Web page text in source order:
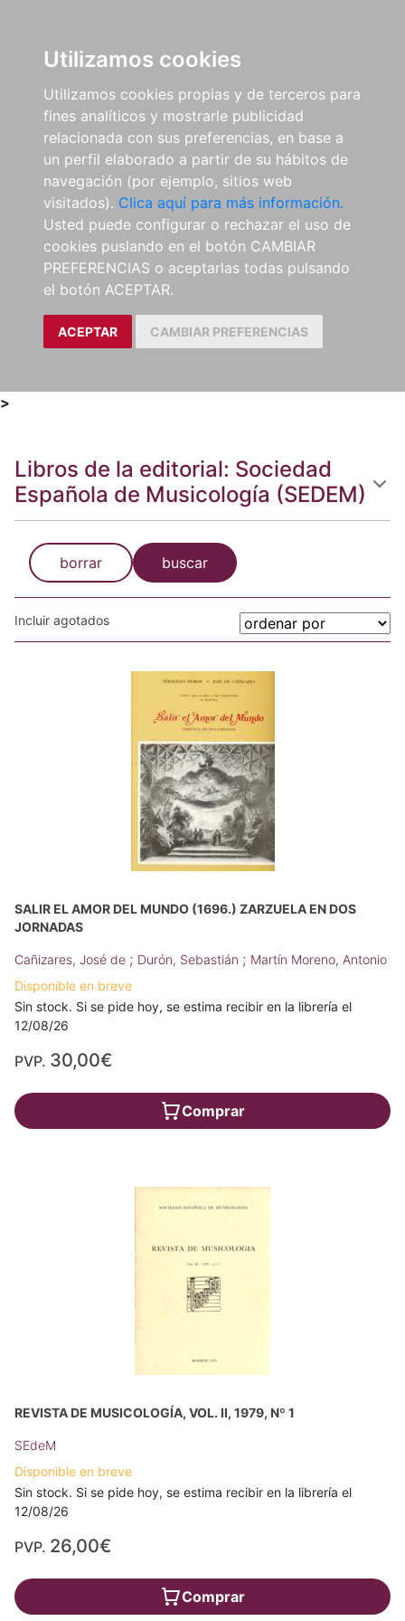
Utilizamos cookies
Utilizamos cookies propias y de terceros para
fines analíticos y mostrarle publicidad
relacionada con sus preferencias, en base a
un perfil elaborado a partir de su hábitos de
navegación (por ejemplo, sitios web
visitados). Clica aquí para más información.
Usted puede configurar o rechazar el uso de
cookies puslando en el botón CAMBIAR
PREFERENCIAS o aceptarlas todas pulsando
el botón ACEPTAR.
ACEPTAR CAMBIAR PREFERENCIAS
>
Libros de la editorial: Sociedad
Española de Musicología (SEDEM)
borrar buscar
Incluir agotados
SALIR EL AMOR DEL MUNDO (1696.) ZARZUELA EN DOS
JORNADAS
Cañizares, José de ; Durón, Sebastián ; Martín Moreno, Antonio
Disponible en breve
Sin stock. Si se pide hoy, se estima recibir en la librería el
12/08/26
PVP. 30,00€
Comprar
REVISTA DE MUSICOLOGÍA, VOL. II, 1979, Nº 1
SEdeM
Disponible en breve
Sin stock. Si se pide hoy, se estima recibir en la librería el
12/08/26
PVP. 26,00€
Comprar